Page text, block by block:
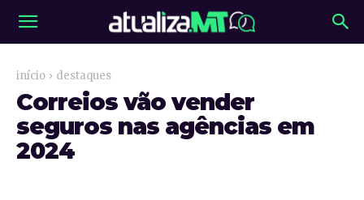
início destaques
Correios vão vender
seguros nas agências em
2024